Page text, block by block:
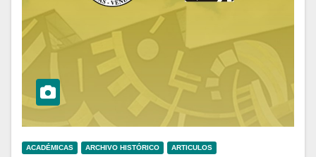
ACADÉMICAS ARCHIVO HISTÓRICO ARTICULOS